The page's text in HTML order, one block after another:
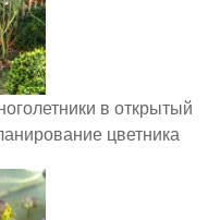
в открытый
цветника